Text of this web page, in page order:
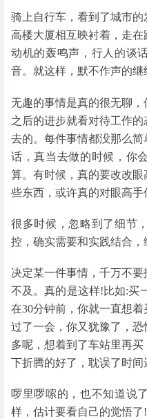
骑上自行车，看到了城市
高楼大厦相互映衬着，走
动机的轰鸣声，行人的谈
音。就这样，默不作声的
无趣的事情是真的很无聊，
之后的进步就看对待工作
去的。每件事情都没那么
话，真当去做的时候，你
算。有时候，真的要改改
些东西，或许真的对眼高手
很多时候，忽略到了细节
控，确实需要和实践结合，
决定某一件事情，千万不
不及。真的是这样!比如:买
在30分钟前，你就一直想着
过了一会，你又犹豫了，
多呢，想着到了车站里再
下折腾的好了，耽误了时
啰里啰嗦的，也不知道说
样，估计要看自己的觉悟了!